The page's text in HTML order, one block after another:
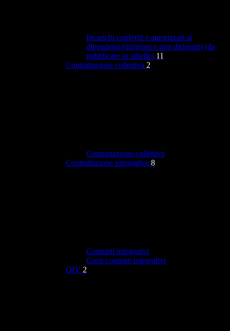
Incarichi conferiti e autorizzati ai
dipendenti (dirigenti e non dirigenti) (da
pubblicare in tabelle) 11
Contrattazione collettiva 2
Contrattazione collettiva
Contrattazione integrativa 8
Contratti integrativi
Costi contratti integrativi
OIV 2